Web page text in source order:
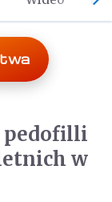
pedofilli
w